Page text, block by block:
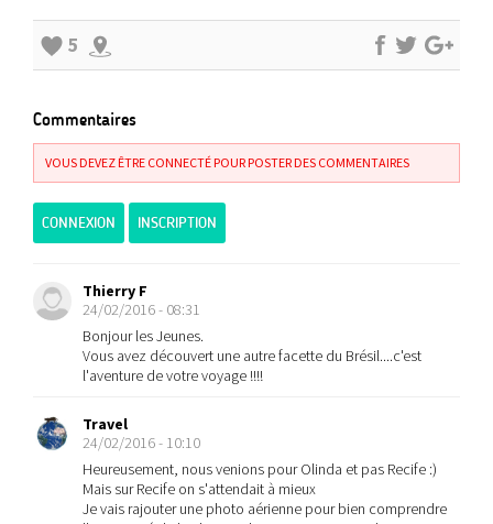
5
Commentaires
VOUS DEVEZ ÊTRE CONNECTÉ POUR POSTER DES COMMENTAIRES
CONNEXION INSCRIPTION
Thierry F
24/02/2016 - 08:31
Bonjour les Jeunes.
Vous avez découvert une autre facette du Brésil....c'est
l'aventure de votre voyage !!!!
Travel
24/02/2016 - 10:10
Heureusement, nous venions pour Olinda et pas Recife :)
Mais sur Recife on s'attendait à mieux
Je vais rajouter une photo aérienne pour bien comprendre